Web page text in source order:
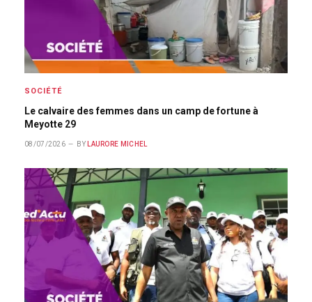
SOCIÉTÉ
Le calvaire des femmes dans un camp de fortune à
Meyotte 29
08/07/2026 BY LAURORE MICHEL